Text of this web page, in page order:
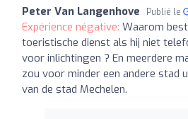
Peter Van Langenhove Publié le
Expérience négative: Waarom
toeristische dienst als hij niet
voor inlichtingen ? En meerdere
zou voor minder een andere stad
van de stad Mechelen.